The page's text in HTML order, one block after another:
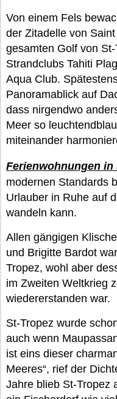
Von einem Fels
der Zitadelle von
gesamten Golf von
Strandclubs Tahiti
Aqua Club.
Panoramablick auf
dass nirgendwo
Meer so
miteinander
Ferienwohnungen in
modernen Standards
Urlauber in Ruhe auf
wandeln kann.
Allen gängigen
und Brigitte Bardot
Tropez, wohl aber
im Zweiten Weltkrieg
wiedererstanden war.
St-Tropez wurde
auch wenn
ist eins dieser
Meeres“, rief der
Jahre blieb St-Tropez